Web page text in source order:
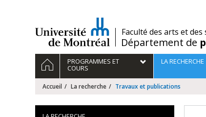
/Faculté des arts et des
Département de
Navigation
principale
ACCUEILPROGRAMMES ET
COURS
LA RECHERCHE
Accueil La recherche Travaux et publications